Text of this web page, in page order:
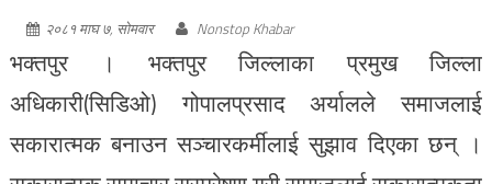
२०८१ माघ ७, सोमवार Nonstop Khabar
भक्तपुर । भक्तपुर जिल्लाका प्रमुख जिल्ला
अधिकारी(सिडिओ) गोपालप्रसाद अर्यालले समाजलाई
सकारात्मक बनाउन सञ्चारकर्मीलाई सुझाव दिएका छन् ।